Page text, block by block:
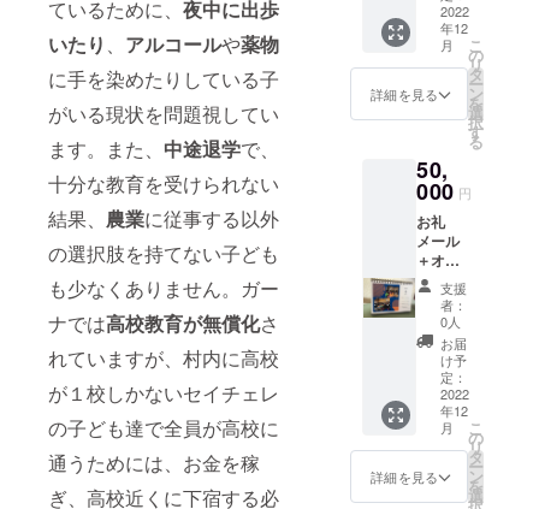
ているために、 夜中に出歩
いたり 、 アルコールや薬物
に手を染めたりしている子
がいる現状を問題視してい
ます。また、 中途退学で、
十分な教育を受けられない
結果、 農業に従事する以外
の選択肢を持てない子ども
も少なくありません。ガー
ナでは高校教育が無償化さ
れていますが、村内に高校
が１校しかないセイチェレ
の子ども達で全員が高校に
通うためには、お金を稼
ぎ、高校近くに下宿する必
しま
す！ ・
当団体
の各種
SNSに
掲載さ
せてい
ただき
ます。
・イラ
ストの
柄はあ
くまで
イメー
ジで
す。届
いてか
らのお
楽しみ
です！
代表蔵
田から
のメッ
セージ
＋各種
SNSに
支援者
の掲載
・こち
らは応
援コー
スにな
りま
す。ご
自宅へ
の郵送
はござ
いませ
ん。 ・
支援者
様の
メール
アドレ
スに、
2022
年12
月
詳細を見る
こ
の
リ
タ
ー
ン
を
選
択
す
る
50,
000 円
お礼
メール
＋オリ
ジナル
カレン
ダー＋
各種
SNSに
支援者
様の名
前・イ
ンタ
ビュー
内容掲
載 ・支
支援
者：
0人
お届
け予
定：
2022
年12
月
詳細を見る
こ
の
リ
タ
ー
ン
を
選